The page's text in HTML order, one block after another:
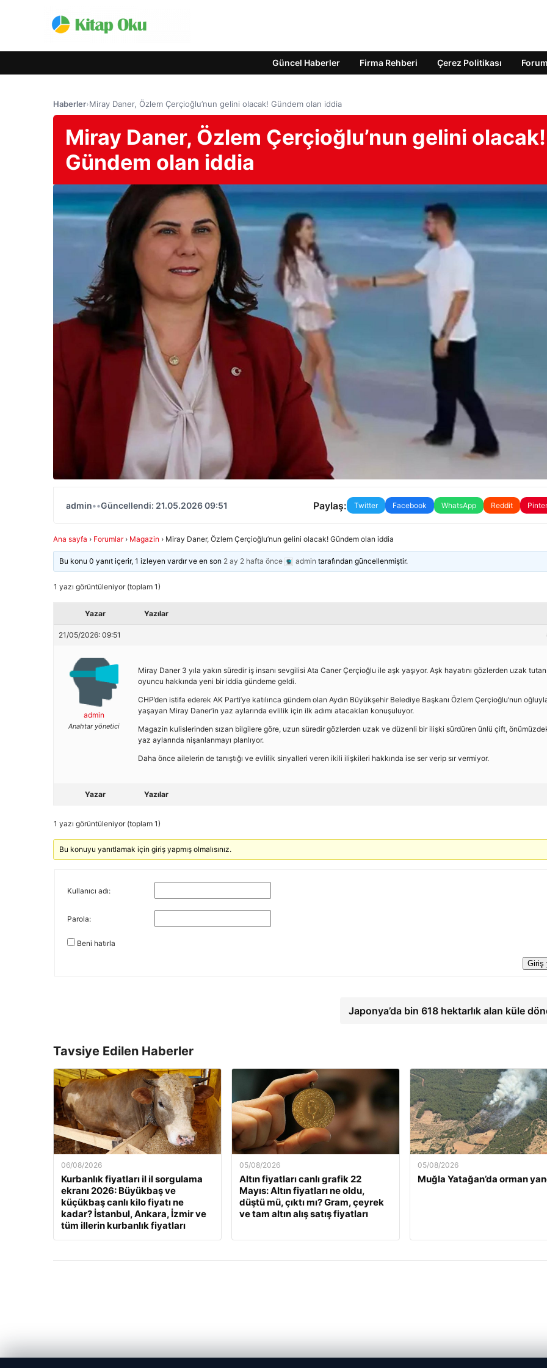
Güncel Haberler Firma Rehberi Çerez Politikası Forum
Haberler›Miray Daner, Özlem Çerçioğlu’nun gelini olacak! Gündem olan iddia
Miray Daner, Özlem Çerçioğlu’nun gelini olacak!
Gündem olan iddia
admin••Güncellendi: 21.05.2026 09:51 Paylaş: Twitter Facebook WhatsApp Reddit
Ana sayfa › Forumlar › Magazin › Miray Daner, Özlem Çerçioğlu’nun gelini olacak! Gündem olan iddia
Bu konu 0 yanıt içerir, 1 izleyen vardır ve en son 2 ay 2 hafta önce admin tarafından güncellenmiştir.
1 yazı görüntüleniyor (toplam 1)
Yazar Yazılar
21/05/2026: 09:51
admin
Anahtar yönetici
Miray Daner 3 yıla yakın süredir iş insanı sevgilisi Ata Caner Çerçioğlu ile aşk yaşıyor. Aşk hayatını gözlerden uzak tutan
oyuncu hakkında yeni bir iddia gündeme geldi.
CHP’den istifa ederek AK Parti’ye katılınca gündem olan Aydın Büyükşehir Belediye Başkanı Özlem Çerçioğlu’nun
yaşayan Miray Daner’in yaz aylarında evlilik için ilk adımı atacakları konuşuluyor.
Magazin kulislerinden sızan bilgilere göre, uzun süredir gözlerden uzak ve düzenli bir ilişki sürdüren ünlü çift,
yaz aylarında nişanlanmayı planlıyor.
Daha önce ailelerin de tanıştığı ve evlilik sinyalleri veren ikili ilişkileri hakkında ise ser verip sır vermiyor.
Yazar Yazılar
1 yazı görüntüleniyor (toplam 1)
Bu konuyu yanıtlamak için giriş yapmış olmalısınız.
Kullanıcı adı:
Parola:
Beni hatırla
Giriş
Japonya’da bin 618 hektarlık alan küle
Tavsiye Edilen Haberler
06/08/2026
Kurbanlık fiyatları il il sorgulama
ekranı 2026: Büyükbaş ve
küçükbaş canlı kilo fiyatı ne
kadar? İstanbul, Ankara, İzmir ve
tüm illerin kurbanlık fiyatları
05/08/2026
Altın fiyatları canlı grafik 22
Mayıs: Altın fiyatları ne oldu,
düştü mü, çıktı mı? Gram, çeyrek
ve tam altın alış satış fiyatları
05/08/2026
Muğla Yatağan’da orman